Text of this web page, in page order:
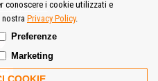
del portale
conoscere i cookie utilizzati e
nostra Privacy Policy.
Preferenze
Marketing